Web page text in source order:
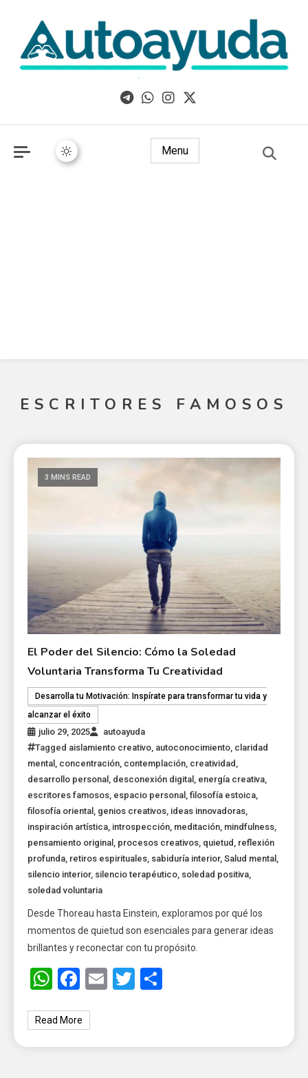
Menu
ESCRITORES FAMOSOS
3 MINS READ
El Poder del Silencio: Cómo la Soledad
Voluntaria Transforma Tu Creatividad
Desarrolla tu Motivación: Inspírate para transformar tu vida y
alcanzar el éxito
julio 29, 2025
autoayuda
Tagged aislamiento creativo, autoconocimiento, claridad
mental , concentración, contemplación, creatividad ,
desarrollo personal , desconexión digital , energía creativa,
escritores famosos, espacio personal ,filosofía estoica,
filosofía oriental , genios creativos, ideas innovadoras,
inspiración artística, introspección, meditación, mindfulness,
pensamiento original , procesos creativos, quietud , reflexión
profunda, retiros espirituales, sabiduría interior,Salud mental ,
silencio interior, silencio terapéutico, soledad positiva,
soledad voluntaria
Desde Thoreau hasta Einstein, exploramos por qué los
momentos de quietud son esenciales para generar ideas
brillantes y reconectar con tu propósito.
WhatsApp
Facebook
EmailTwitter
Read More